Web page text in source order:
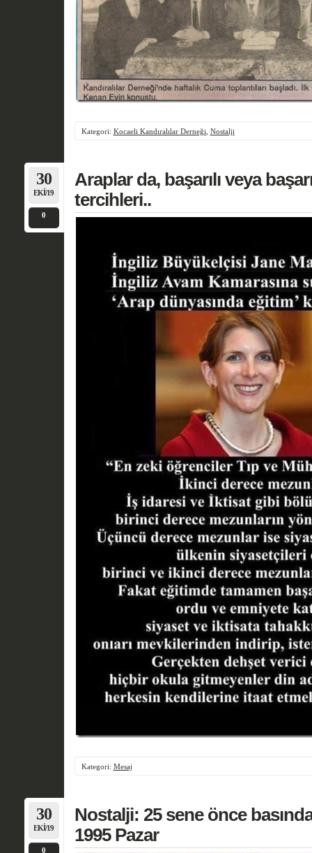
Kategori: Kocaeli Kandıralılar Derneği Nostalji
30
EKI/19
0
Araplar da, başarılı veya
tercihleri..
Kategori: Mesaj
30
EKI/19
0
Nostalji: 25 sene önce
1995 Pazar